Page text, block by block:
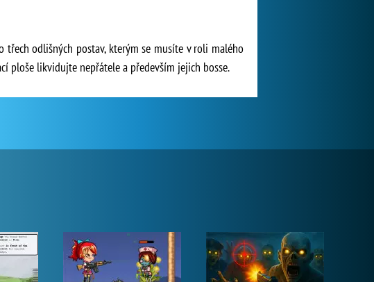
odlišných postav, kterým se musíte v roli malého
ploše likvidujte nepřátele a především jejich bosse.